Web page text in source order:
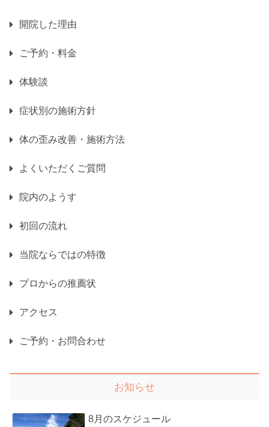
開院した理由
ご予約・料金
体験談
症状別の施術方針
体の歪み改善・施術方法
よくいただくご質問
院内のようす
初回の流れ
当院ならではの特徴
プロからの推薦状
アクセス
ご予約・お問合わせ
お知らせ
8月のスケジュール